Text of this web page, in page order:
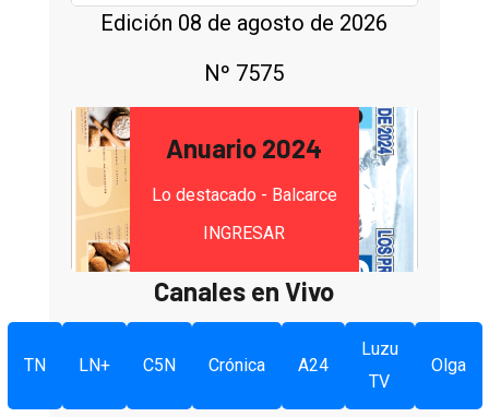
Edición 08 de agosto de 2026
Nº 7575
Anuario 2024
Lo destacado - Balcarce
INGRESAR
Canales en Vivo
TN LN+ C5N Crónica A24
Luzu
TV
Olga